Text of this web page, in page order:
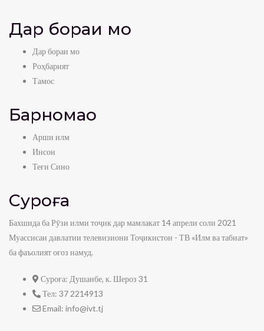
Дар бораи мо
Дар бораи мо
Роҳбарият
Тамос
Барномаҳо
Арши илм
Инсон
Теғи Сино
Суроға
Бахшида ба Рӯзи илми тоҷик дар мамлакат 14 апрели соли 2021
Муассисаи давлатии телевизиони Тоҷикистон - ТВ «Илм ва табиат»
ба фаъолият оғоз намуд.
Суроға: Душанбе, к. Шероз 31
Тел: 37 2214913
Email: info@ivt.tj